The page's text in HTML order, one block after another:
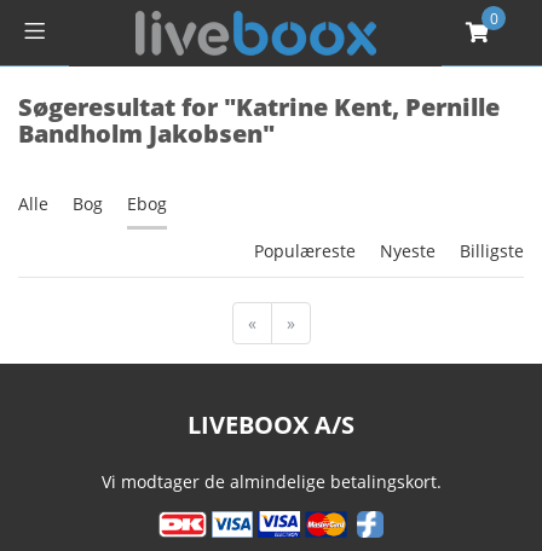
0
Søgeresultat for "Katrine Kent, Pernille
Bandholm Jakobsen"
Alle Bog Ebog
Populæreste Nyeste Billigste
« »
LIVEBOOX A/S
Vi modtager de almindelige betalingskort.